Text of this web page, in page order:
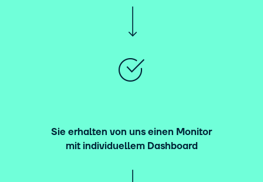
Sie erhalten von uns einen Monitor
mit individuellem Dashboard